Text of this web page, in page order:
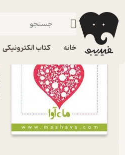
خانه کتاب الکترونیکی
فیدیبو کتاب صوتی